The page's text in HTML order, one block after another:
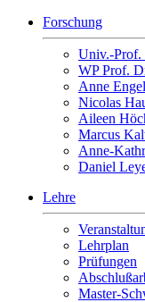
Forschung
Univ.-Prof.
WP Prof.
Anne
Nicolas
Aileen
Marcus
Anne-
Daniel
Lehre
Lehrplan
Prüfungen
Master-